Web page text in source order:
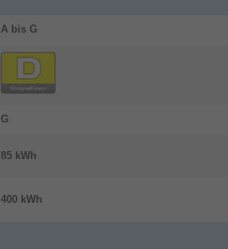
A bis G
G
85 kWh
400 kWh